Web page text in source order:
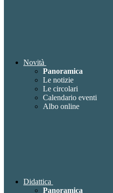
Novità
Panoramica
Le notizie
Le circolari
Calendario eventi
Albo online
Didattica
Panoramica